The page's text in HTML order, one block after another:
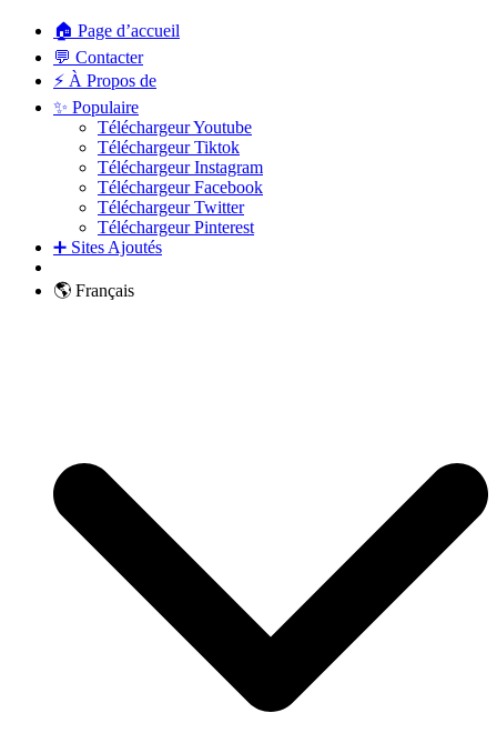
🏠 Page d’accueil
💬 Contacter
⚡ À Propos de
✨ Populaire
Téléchargeur Youtube
Téléchargeur Tiktok
Téléchargeur Instagram
Téléchargeur Facebook
Téléchargeur Twitter
Téléchargeur Pinterest
➕ Sites Ajoutés
🌎 Français